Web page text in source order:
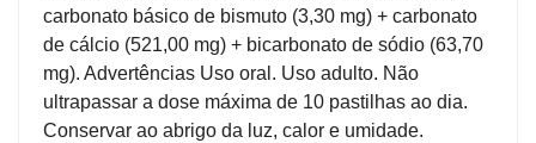
Monitores
Primeiros
Socorros
carbonato básico de bismuto (3,30 mg) + carbonato
de cálcio (521,00 mg) + bicarbonato de sódio (63,70
mg). Advertências Uso oral. Uso adulto. Não
ultrapassar a dose máxima de 10 pastilhas ao dia.
Conservar ao abrigo da luz, calor e umidade.